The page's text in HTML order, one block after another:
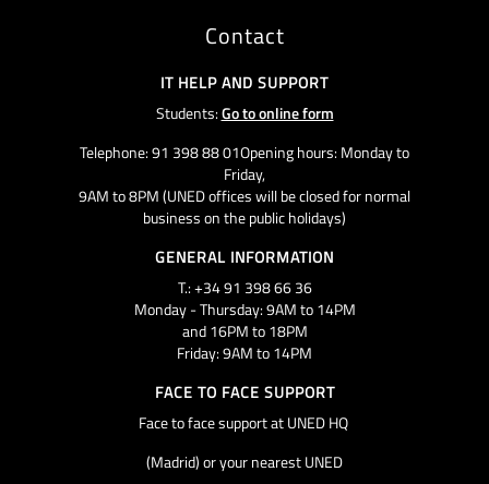
Contact
IT HELP AND SUPPORT
Students:Go to online form
Telephone: 91 398 88 01Opening hours: Monday to
Friday,
9AM to 8PM (UNED offices will be closed for normal
business on the public holidays)
GENERAL INFORMATION
T.: +34 91 398 66 36
Monday - Thursday: 9AM to 14PM
and 16PM to 18PM
Friday: 9AM to 14PM
FACE TO FACE SUPPORT
Face to face support at UNED HQ
(Madrid) or your nearest UNED